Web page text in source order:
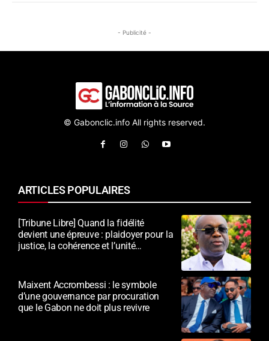
- Publicité -
© Gabonclic.info All rights reserved.
ARTICLES POPULAIRES
[Tribune Libre] Quand la fidélité
devient une épreuve : plaidoyer pour la
justice, la cohérence et l’unité
Maixent Accrombessi : le symbole
d’une gouvernance par procuration
que le Gabon ne doit plus revivre